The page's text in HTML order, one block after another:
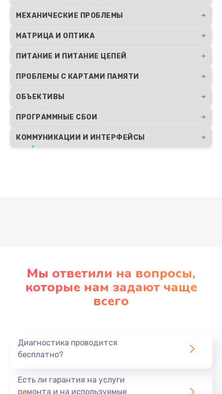
МЕХАНИЧЕСКИЕ ПРОБЛЕМЫ
МАТРИЦА И ОПТИКА
ПИТАНИЕ И ПИТАНИЕ ЦЕПЕЙ
ПРОБЛЕМЫ С КАРТАМИ ПАМЯТИ
ОБЪЕКТИВЫ
ПРОГРАММНЫЕ СБОИ
КОММУНИКАЦИИ И ИНТЕРФЕЙСЫ
Мы ответили на вопросы,
которые нам задают чаще
всего
Диагностика проводится
бесплатно?
Есть ли гарантия на услуги
ремонта и на используемые